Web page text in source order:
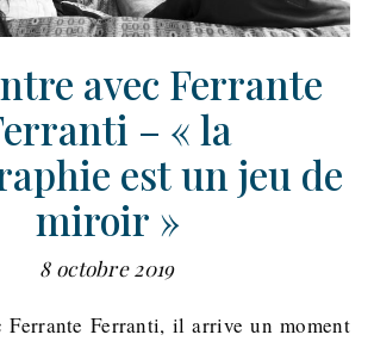
avec Ferrante
– « la
est un jeu de
miroir »
8 octobre 2019